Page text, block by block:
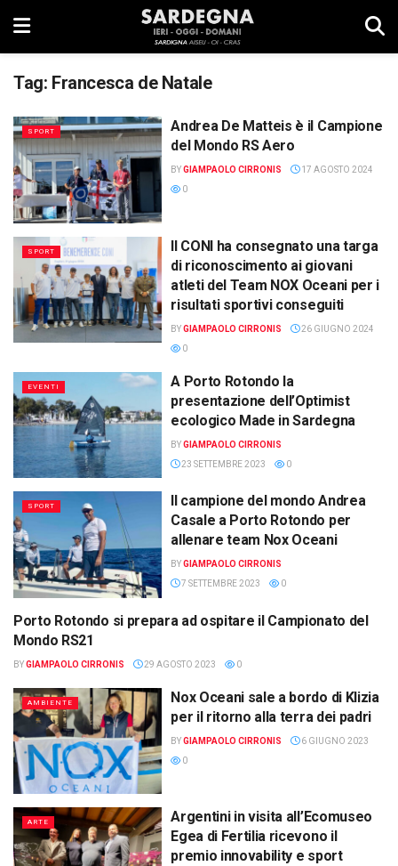
Tag: Francesca de Natale
SPORT
Andrea De Matteis è il Campione
del Mondo RS Aero
BYGIAMPAOLO CIRRONIS
17 AGOSTO 2024
0
SPORT
Il CONI ha consegnato una targa
di riconoscimento ai giovani
atleti del Team NOX Oceani per i
risultati sportivi conseguiti
BYGIAMPAOLO CIRRONIS
26 GIUGNO 2024
0
EVENTI
A Porto Rotondo la
presentazione dell’Optimist
ecologico Made in Sardegna
BYGIAMPAOLO CIRRONIS
23 SETTEMBRE 2023
0
SPORT
Il campione del mondo Andrea
Casale a Porto Rotondo per
allenare team Nox Oceani
BYGIAMPAOLO CIRRONIS
7 SETTEMBRE 2023
0
SPORT
Porto Rotondo si prepara ad ospitare il Campionato del
Mondo RS21
BYGIAMPAOLO CIRRONIS 29 AGOSTO 2023 0
AMBIENTE
Nox Oceani sale a bordo di Klizia
per il ritorno alla terra dei padri
BYGIAMPAOLO CIRRONIS
6 GIUGNO 2023
0
ARTE
Argentini in visita all’Ecomuseo
Egea di Fertilia ricevono il
premio innovability e sport